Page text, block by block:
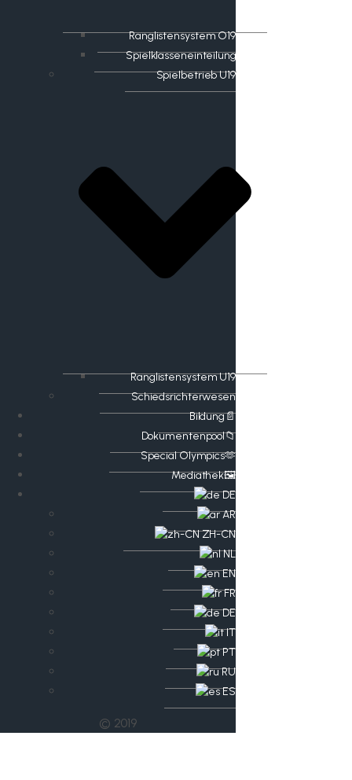
Ranglistensystem O19
Spielklasseneinteilung
Spielbetrieb U19
Ranglistensystem U19
Schiedsrichterwesen
Bildung📄
Dokumentenpool📁
​​Special Olympics🫶
Mediathek🖼️​
DE
AR
ZH-CN
NL
EN
FR
DE
IT
PT
RU
ES
© 2019